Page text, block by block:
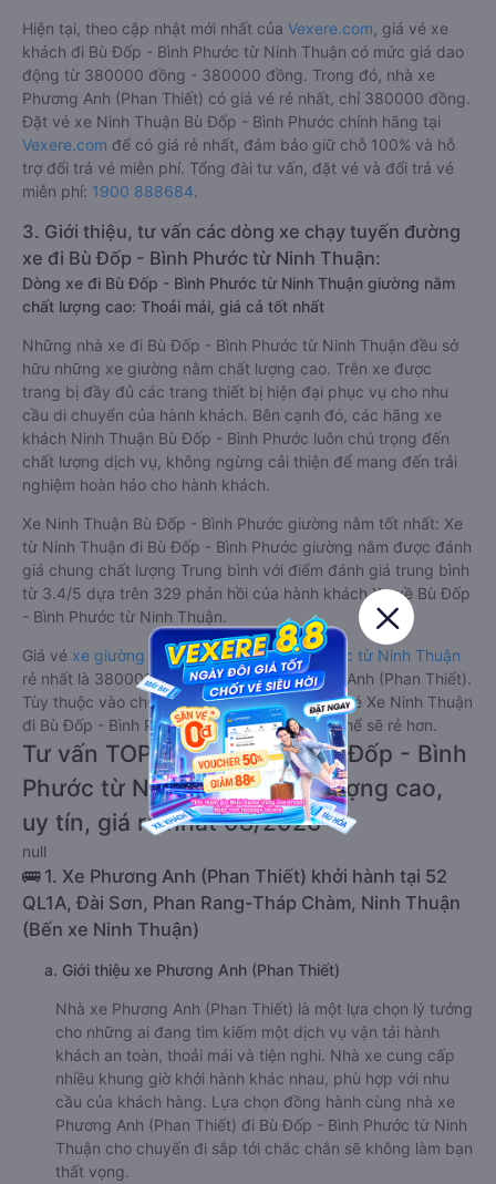
Hiện tại, theo cập nhật mới nhất của Vexere.com , giá vé xe
khách đi Bù Đốp - Bình Phước từ Ninh Thuận có mức giá dao
động từ 380000 đồng - 380000 đồng. Trong đó, nhà xe
Phương Anh (Phan Thiết) có giá vé rẻ nhất, chỉ 380000 đồng.
Đặt vé xe Ninh Thuận Bù Đốp - Bình Phước chính hãng tại
Vexere.com để có giá rẻ nhất, đảm bảo giữ chỗ 100% và hỗ
trợ đổi trả vé miễn phí. Tổng đài tư vấn, đặt vé và đổi trả vé
miễn phí: 1900 888684.
3. Giới thiệu, tư vấn các dòng xe chạy tuyến đường
xe đi Bù Đốp - Bình Phước từ Ninh Thuận:
Dòng xe đi Bù Đốp - Bình Phước từ Ninh Thuận giường nằm
chất lượng cao: Thoải mái, giá cả tốt nhất
Những nhà xe đi Bù Đốp - Bình Phước từ Ninh Thuận đều sở
hữu những xe giường nằm chất lượng cao. Trên xe được
trang bị đầy đủ các trang thiết bị hiện đại phục vụ cho nhu
cầu di chuyển của hành khách. Bên cạnh đó, các hãng xe
khách Ninh Thuận Bù Đốp - Bình Phước luôn chú trọng đến
chất lượng dịch vụ, không ngừng cải thiện để mang đến trải
nghiệm hoàn hảo cho hành khách.
Xe Ninh Thuận Bù Đốp - Bình Phước giường nằm tốt nhất: Xe
từ Ninh Thuận đi Bù Đốp - Bình Phước giường nằm được đánh
giá chung chất lượng Trung bình với điểm đánh giá trung bình
từ 3.4/5 dựa trên 329 phản hồi của hành khách Xe về Bù Đốp
- Bình Phước từ Ninh Thuận.
Giá vé xe giường nằm đi Bù Đốp - Bình Phước từ Ninh Thuận
rẻ nhất là 380000VND của hãng xe Phương Anh (Phan Thiết).
Tùy thuộc vào chương trình khuyến mãi, giá vé Xe Ninh Thuận
đi Bù Đốp - Bình Phước giường nằm này có thể sẽ rẻ hơn.
Tư vấn TOP 1 xe khách đi Bù Đốp - Bình
Phước từ Ninh Thuận chất lượng cao,
uy tín, giá rẻ nhất 08/2026
null
🚌 1. Xe Phương Anh (Phan Thiết) khởi hành tại 52
QL1A, Đài Sơn, Phan Rang-Tháp Chàm, Ninh Thuận
(Bến xe Ninh Thuận)
a. Giới thiệu xe Phương Anh (Phan Thiết)
Nhà xe Phương Anh (Phan Thiết) là một lựa chọn lý tưởng
cho những ai đang tìm kiếm một dịch vụ vận tải hành
khách an toàn, thoải mái và tiện nghi. Nhà xe cung cấp
nhiều khung giờ khởi hành khác nhau, phù hợp với nhu
cầu của khách hàng. Lựa chọn đồng hành cùng nhà xe
Phương Anh (Phan Thiết) đi Bù Đốp - Bình Phước từ Ninh
Thuận cho chuyến đi sắp tới chắc chắn sẽ không làm bạn
thất vọng.